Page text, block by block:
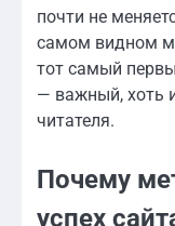
почти не
самом видном
тот самый
— важный, хоть
читателя.
Почему
успех